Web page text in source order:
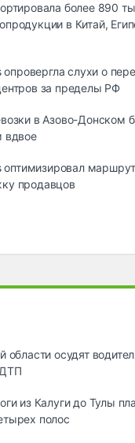
более 890
в Китай,
опровергла слухи о
за пределы РФ
в Азово-Донском
вдвое
оптимизировал
продавцов
области осудят
из Калуги до Тулы
полос